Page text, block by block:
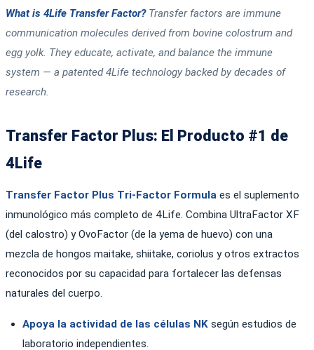
What is 4Life Transfer Factor?Transfer factors are immune
communication molecules derived from bovine colostrum and
egg yolk. They educate, activate, and balance the immune
system — a patented 4Life technology backed by decades of
research.
Transfer Factor Plus: El Producto #1 de
4Life
Transfer Factor Plus Tri-Factor Formula es el suplemento
inmunológico más completo de 4Life. Combina UltraFactor XF
(del calostro) y OvoFactor (de la yema de huevo) con una
mezcla de hongos maitake, shiitake, coriolus y otros extractos
reconocidos por su capacidad para fortalecer las defensas
naturales del cuerpo.
Apoya la actividad de las células NK según estudios de
laboratorio independientes.